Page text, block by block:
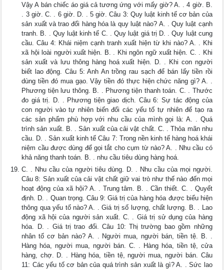
Vậy A bán chiếc áo giá cả tương ứng với mấy giờ? A. . 4 giờ. B.
. 3 giờ. C. . 6 giờ. D. . 5 giờ. Câu 3: Quy luật kinh tế cơ bản của
sản xuất và trao đổi hàng hóa là quy luật nào? A. . Quy luật cạnh
tranh. B. . Quy luật kinh tế C. . Quy luật giá trị D. . Quy luật cung
cầu. Câu 4: Khái niệm cạnh tranh xuất hiện từ khi nào? A. . Khi
xã hội loài người xuất hiện. B. . Khi ngôn ngữ xuất hiện. C. . Khi
sản xuất và lưu thông hàng hoá xuất hiện. D. . Khi con người
biết lao động. Câu 5: Anh An trồng rau sạch để bán lấy tiền rồi
dùng tiền đó mua gạo. Vậy tiền đó thực hiện chức năng gì? A. .
Phương tiện lưu thông. B. . Phương tiện thanh toán. C. . Thước
đo giá trị. D. . Phương tiện giao dịch. Câu 6: Sự tác động của
con người vào tự nhiên biến đổi các yếu tố tự nhiên để tạo ra
các sản phẩm phù hợp với nhu cầu của mình gọi là: A. . Quá
trình sản xuất. B. . Sản xuất của cải vật chất. C. . Thỏa mãn nhu
cầu. D. . Sản xuất kinh tế Câu 7: Trong nền kinh tế hàng hoá khái
niệm cầu được dùng để gọi tắt cho cụm từ nào? A. . Nhu cầu có
khả năng thanh toán. B. . nhu cầu tiêu dùng hàng hoá.
C. . Nhu cầu của người tiêu dùng. D. . Nhu cầu của mọi người.
Câu 8: Sản xuất của cải vật chất giữ vai trò như thế nào đến mọi
hoạt động của xã hội? A. . Trung tâm. B. . Cần thiết. C. . Quyết
định. D. . Quan trọng. Câu 9: Giá trị của hàng hóa được biểu hiện
thông qua yếu tố nào? A. . Giá trị số lượng, chất lượng. B. . Lao
động xã hội của người sản xuất. C. . Giá trị sử dụng của hàng
hóa. D. . Giá trị trao đổi. Câu 10: Thị trường bao gồm những
nhân tố cơ bản nào? A. . Người mua, người bán, tiền tệ. B. .
Hàng hóa, người mua, người bán. C. . Hàng hóa, tiền tệ, cửa
hàng, chợ. D. . Hàng hóa, tiền tệ, người mua, người bán. Câu
11: Các yếu tố cơ bản của quá trình sản xuất là gì? A. . Sức lao